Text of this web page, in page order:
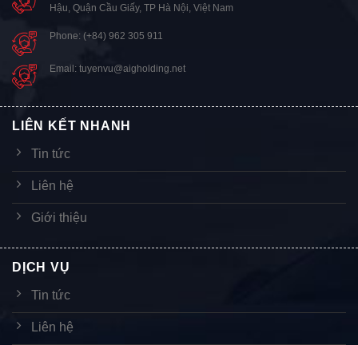
Hậu, Quận Cầu Giấy, TP Hà Nội, Việt Nam
Phone: (+84) 962 305 911
Email: tuyenvu@aigholding.net
LIÊN KẾT NHANH
Tin tức
Liên hệ
Giới thiệu
DỊCH VỤ
Tin tức
Liên hệ